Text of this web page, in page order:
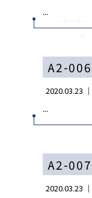
...
A2-006
2020.03.23 ｜
...
A2-007
2020.03.23 ｜